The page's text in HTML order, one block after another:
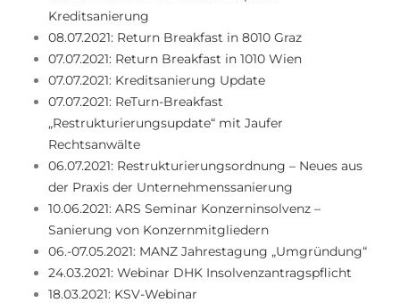
Kreditsanierung
08.07.2021: Return Breakfast in 8010 Graz
07.07.2021: Return Breakfast in 1010 Wien
07.07.2021: Kreditsanierung Update
07.07.2021: ReTurn-Breakfast
„Restrukturierungsupdate“ mit Jaufer
Rechtsanwälte
06.07.2021: Restrukturierungsordnung – Neues aus
der Praxis der Unternehmenssanierung
10.06.2021: ARS Seminar Konzerninsolvenz –
Sanierung von Konzernmitgliedern
06.-07.05.2021: MANZ Jahrestagung „Umgründung“
24.03.2021: Webinar DHK Insolvenzantragspflicht
18.03.2021: KSV-Webinar